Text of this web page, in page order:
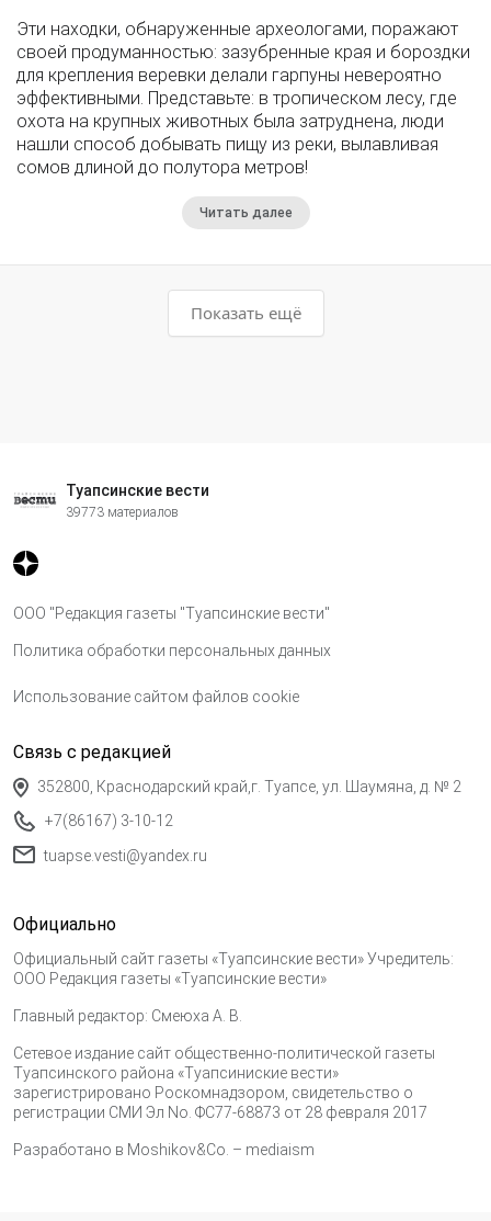
Эти находки, обнаруженные археологами, поражают
своей продуманностью: зазубренные края и бороздки
для крепления веревки делали гарпуны невероятно
эффективными. Представьте: в тропическом лесу, где
охота на крупных животных была затруднена, люди
нашли способ добывать пищу из реки, вылавливая
сомов длиной до полутора метров!
Читать далее
Показать ещё
Туапсинские вести
39773 материалов
ООО "Редакция газеты "Туапсинские вести"
Политика обработки персональных данных
Использование сайтом файлов cookie
Связь с редакцией
352800, Краснодарский край,г. Туапсе, ул. Шаумяна, д. № 2
+7(86167) 3-10-12
tuapse.vesti@yandex.ru
Официально
Официальный сайт газеты «Туапсинские вести» Учредитель:
ООО Редакция газеты «Туапсинские вести»
Главный редактор: Смеюха А. В.
Сетевое издание сайт общественно-политической газеты
Туапсинского района «Туапсиниские вести»
зарегистрировано Роскомнадзором, свидетельство о
регистрации СМИ Эл No. ФС77-68873 от 28 февраля 2017
Разработано в Moshikov&Co. – mediaism